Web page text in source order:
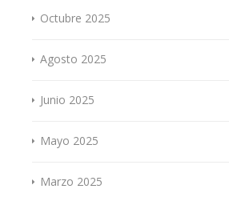
Octubre 2025
Agosto 2025
Junio 2025
Mayo 2025
Marzo 2025